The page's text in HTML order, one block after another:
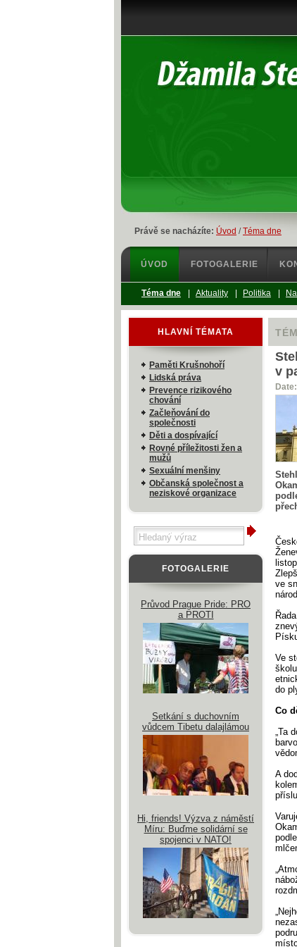
Právě se nacházíte: Úvod /Téma dne
v
Date:
ve
Ve
do
Co
„Ta
A
HLAVNÍ TÉMATA
Paměti Krušnohoří
Lidská práva
Prevence rizikového
chování
Začleňování do
společnosti
Děti a dospívající
Rovné příležitosti žen a
mužů
Sexuální menšiny
Občanská společnost a
neziskové organizace
FOTOGALERIE
Průvod Prague Pride: PRO
a PROTI
Setkání s duchovním
vůdcem Tibetu dalajlámou
Hi, friends! Výzva z náměstí
Míru: Buďme solidární se
spojenci v NATO!
ÚVOD FOTOGALERIE
Téma dne Aktuality Politika